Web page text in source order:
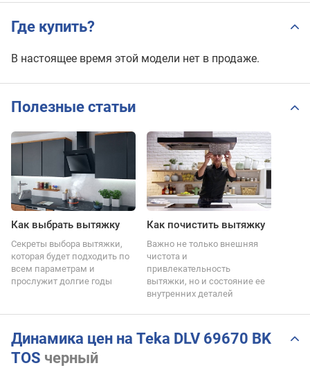
Где купить?
В настоящее время этой модели нет в продаже.
Полезные статьи
Как выбрать вытяжку
Секреты выбора вытяжки,
которая будет подходить по
всем параметрам и
прослужит долгие годы
Как почистить вытяжку
Важно не только внешняя
чистота и
привлекательность
вытяжки, но и состояние ее
внутренних деталей
Динамика цен на Teka DLV 69670 BK
TOS черный